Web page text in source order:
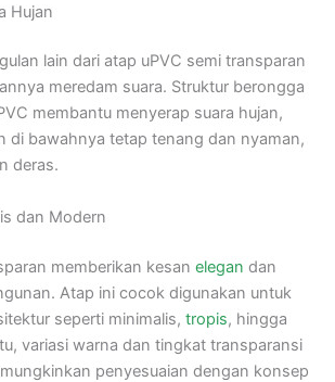
Hujan
lain dari atap uPVC semi transparan
meredam suara. Struktur berongga
membantu menyerap suara hujan,
di bawahnya tetap tenang dan nyaman,
deras.
dan Modern
memberikan kesanelegan dan
Atap ini cocok digunakan untuk
seperti minimalis,tropis, hingga
variasi warna dan tingkat transparansi
penyesuaian dengan konsep